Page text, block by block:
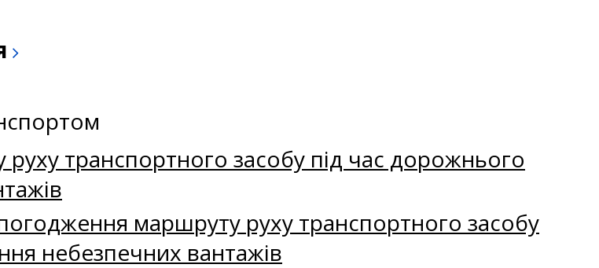
транспортного засобу під час дорожнього
маршруту руху транспортного засобу
небезпечних вантажів